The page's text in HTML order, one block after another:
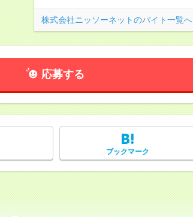
株式会社ニッソーネットのバイト一覧へ
応募する
ブックマーク